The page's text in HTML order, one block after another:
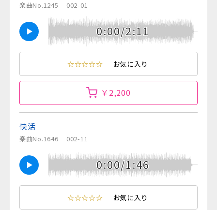
楽曲No.1245 002-01
0:00/2:11
☆☆☆☆☆ お気に入り
￥2,200
快活
楽曲No.1646 002-11
0:00/1:46
☆☆☆☆☆ お気に入り